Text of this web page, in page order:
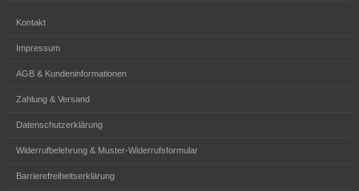
Kontakt
Impressum
AGB & Kundeninformationen
Zahlung & Versand
Datenschutzerklärung
Widerrufbelehrung & Muster-Widerrufsformular
Barrierefreiheitserklärung